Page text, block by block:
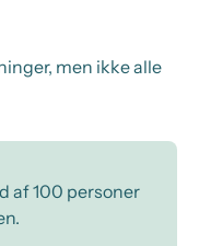
men ikke alle
af 100 personer